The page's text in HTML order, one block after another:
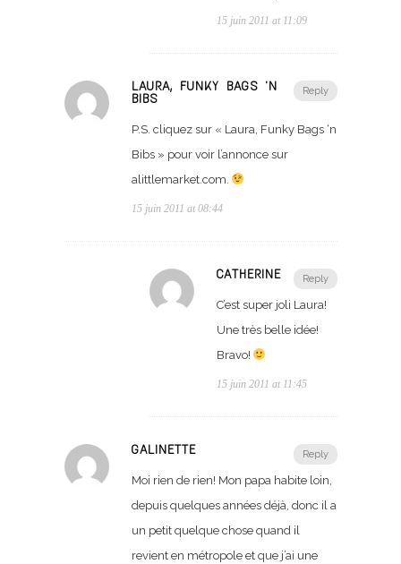
15 juin 2011 at 11:09
Reply
LAURA, FUNKY BAGS 'N
BIBS
P.S. cliquez sur « Laura, Funky Bags ‘n
Bibs » pour voir l’annonce sur
alittlemarket.com.
15 juin 2011 at 08:44
Reply
CATHERINE
C’est super joli Laura!
Une très belle idée!
Bravo!
15 juin 2011 at 11:45
Reply
GALINETTE
Moi rien de rien! Mon papa habite loin,
depuis quelques années déjà, donc il a
un petit quelque chose quand il
revient en métropole et que j’ai une